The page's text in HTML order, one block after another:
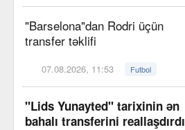
"Barselona"dan Rodri üçün
transfer təklifi
07.08.2026, 11:53 Futbol
"Lids Yunayted" tarixinin ən
bahalı transferini reallaşdırdı